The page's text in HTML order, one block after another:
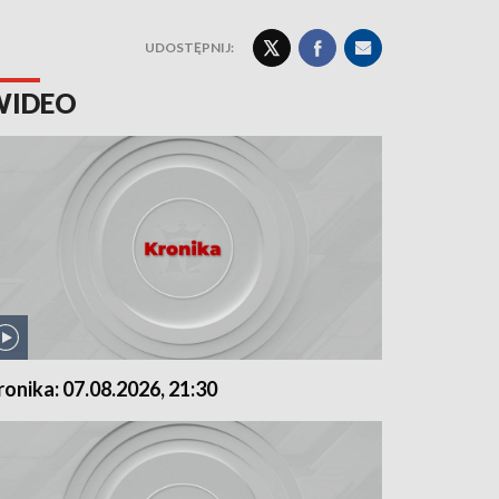
UDOSTĘPNIJ:
07.08.2026, 21:30